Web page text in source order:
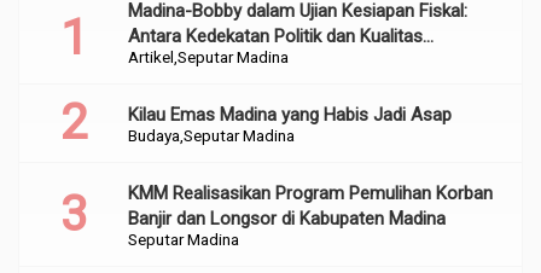
Artikel Seputar Madina
Madina-Bobby dalam Ujian Kesiapan Fiskal:
Antara Kedekatan Politik dan Kualitas
Perencanaan
Budaya Seputar Madina
Kilau Emas Madina yang Habis Jadi Asap
Seputar Madina
KMM Realisasikan Program Pemulihan Korban
Banjir dan Longsor di Kabupaten Madina